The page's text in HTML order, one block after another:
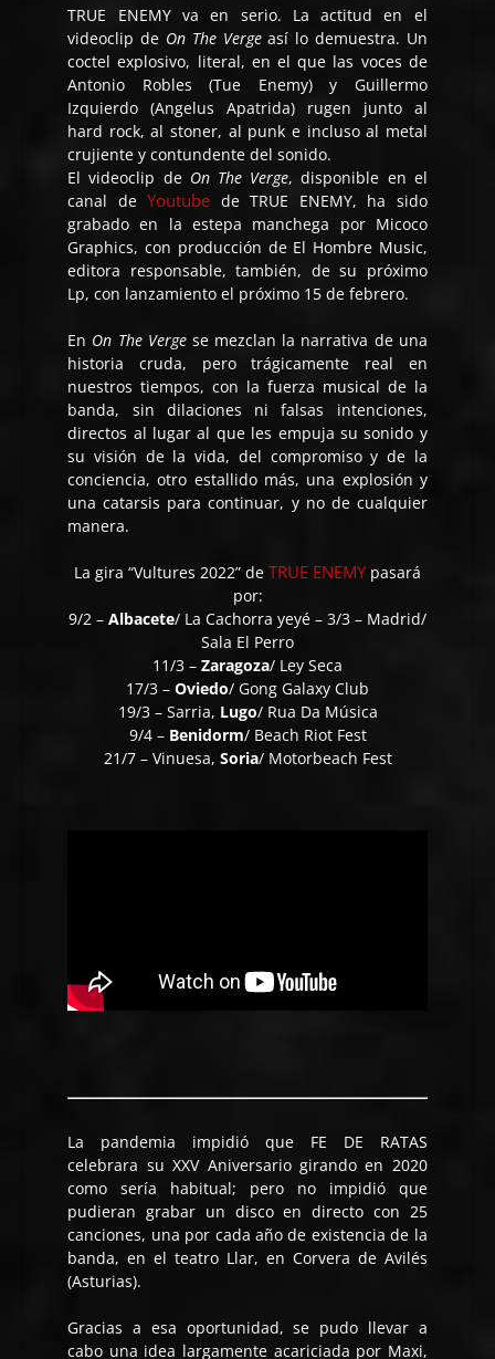
TRUE ENEMY va en serio. La actitud en el
videoclip de On The Vergeasí lo demuestra. Un
coctel explosivo, literal, en el que las voces de
Antonio Robles (Tue Enemy) y Guillermo
Izquierdo (Angelus Apatrida) rugen junto al
hard rock, al stoner, al punk e incluso al metal
crujiente y contundente del sonido.
El videoclip de On The Verge, disponible en el
canal deYoutube de TRUE ENEMY, ha sido
grabado en la estepa manchega por Micoco
Graphics, con producción de El Hombre Music,
editora responsable, también, de su próximo
Lp, con lanzamiento el próximo 15 de febrero.
En On The Vergese mezclan la narrativa de una
historia cruda, pero trágicamente real en
nuestros tiempos, con la fuerza musical de la
banda, sin dilaciones ni falsas intenciones,
directos al lugar al que les empuja su sonido y
su visión de la vida, del compromiso y de la
conciencia, otro estallido más, una explosión y
una catarsis para continuar, y no de cualquier
manera.
La gira “Vultures 2022” de TRUE ENEMYpasará
por:
9/2 – Albacete/ La Cachorra yeyé – 3/3 – Madrid/
Sala El Perro
11/3 – Zaragoza/ Ley Seca
17/3 – Oviedo/ Gong Galaxy Club
19/3 – Sarria, Lugo/ Rua Da Música
9/4 – Benidorm/ Beach Riot Fest
21/7 – Vinuesa, Soria/ Motorbeach Fest
La pandemia impidió que FE DE RATAS
celebrara su XXV Aniversario girando en 2020
como sería habitual; pero no impidió que
pudieran grabar un disco en directo con 25
canciones, una por cada año de existencia de la
banda, en el teatro Llar, en Corvera de Avilés
(Asturias).
Gracias a esa oportunidad, se pudo llevar a
cabo una idea largamente acariciada por Maxi,